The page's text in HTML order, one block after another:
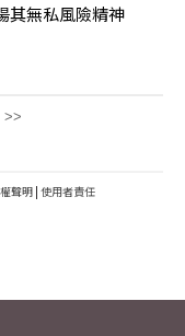
其無私風險精神
>>
聲明 | 使用者責任